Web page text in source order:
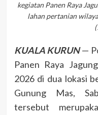
kegiatan Panen Raya
lahan pertanian
KUALA KURUN—
Panen Raya
2026 di dua lokasi
Gunung Mas,
tersebut